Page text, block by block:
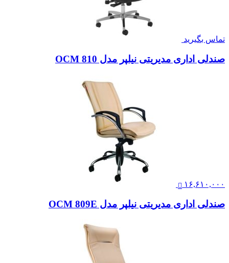
تماس بگیرید
صندلی اداری مدیریتی نیلپر مدل OCM 810
۱۶,۶۱۰,۰۰۰
صندلی اداری مدیریتی نیلپر مدل OCM 809E